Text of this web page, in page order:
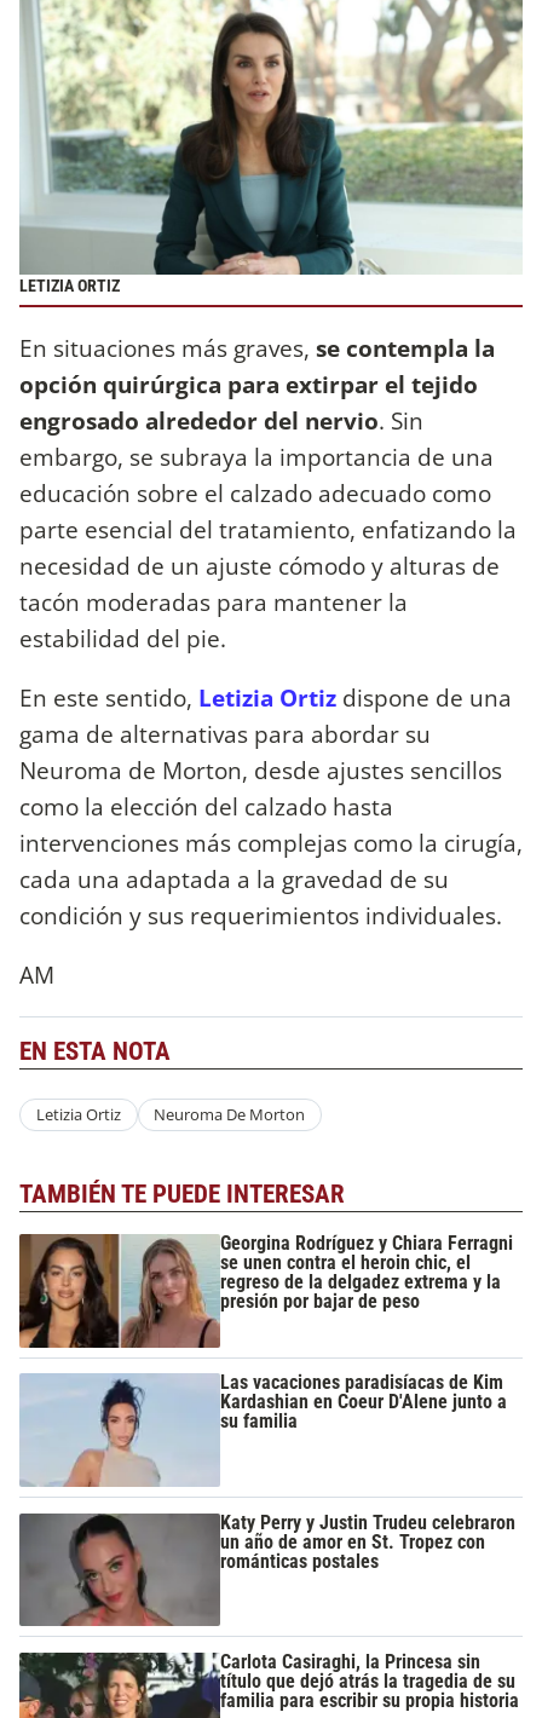
LETIZIA ORTIZ
En situaciones más graves, se contempla la
opción quirúrgica para extirpar el tejido
engrosado alrededor del nervio. Sin
embargo, se subraya la importancia de una
educación sobre el calzado adecuado como
parte esencial del tratamiento, enfatizando la
necesidad de un ajuste cómodo y alturas de
tacón moderadas para mantener la
estabilidad del pie.
En este sentido, Letizia Ortiz dispone de una
gama de alternativas para abordar su
Neuroma de Morton, desde ajustes sencillos
como la elección del calzado hasta
intervenciones más complejas como la cirugía,
cada una adaptada a la gravedad de su
condición y sus requerimientos individuales.
AM
EN ESTA NOTA
Letizia Ortiz Neuroma De Morton
TAMBIÉN TE PUEDE INTERESAR
Georgina Rodríguez y Chiara Ferragni
se unen contra el heroin chic, el
regreso de la delgadez extrema y la
presión por bajar de peso
Las vacaciones paradisíacas de Kim
Kardashian en Coeur D'Alene junto a
su familia
Katy Perry y Justin Trudeu celebraron
un año de amor en St. Tropez con
románticas postales
Carlota Casiraghi, la Princesa sin
título que dejó atrás la tragedia de su
familia para escribir su propia historia